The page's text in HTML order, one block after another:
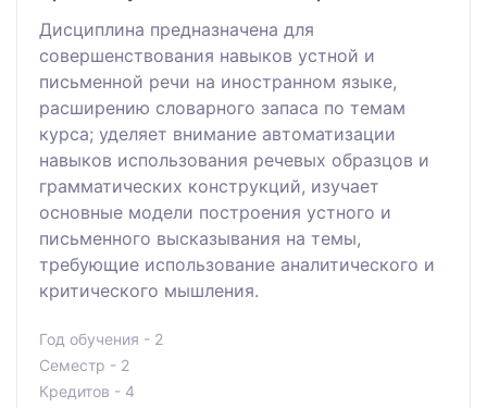
Дисциплина предназначена для
совершенствования навыков устной и
письменной речи на иностранном языке,
расширению словарного запаса по темам
курса; уделяет внимание автоматизации
навыков использования речевых образцов и
грамматических конструкций, изучает
основные модели построения устного и
письменного высказывания на темы,
требующие использование аналитического и
критического мышления.
Год обучения - 2
Семестр - 2
Кредитов - 4